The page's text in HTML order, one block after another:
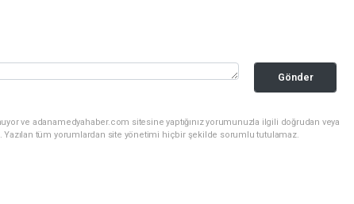
Gönder
ve adanamedyahaber.com sitesine yaptığınız yorumunuzla ilgili doğrudan veya
Yazılan tüm yorumlardan site yönetimi hiçbir şekilde sorumlu tutulamaz.